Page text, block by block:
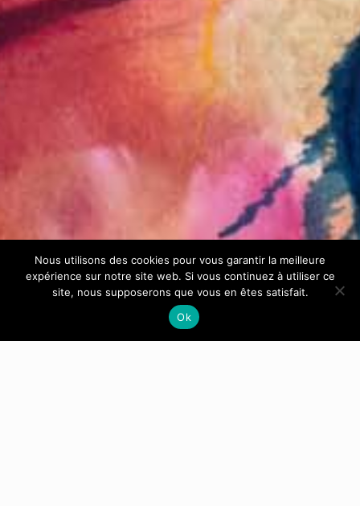
Nous utilisons des cookies pour vous garantir la meilleure
expérience sur notre site web. Si vous continuez à utiliser ce
site, nous supposerons que vous en êtes satisfait.
Ok